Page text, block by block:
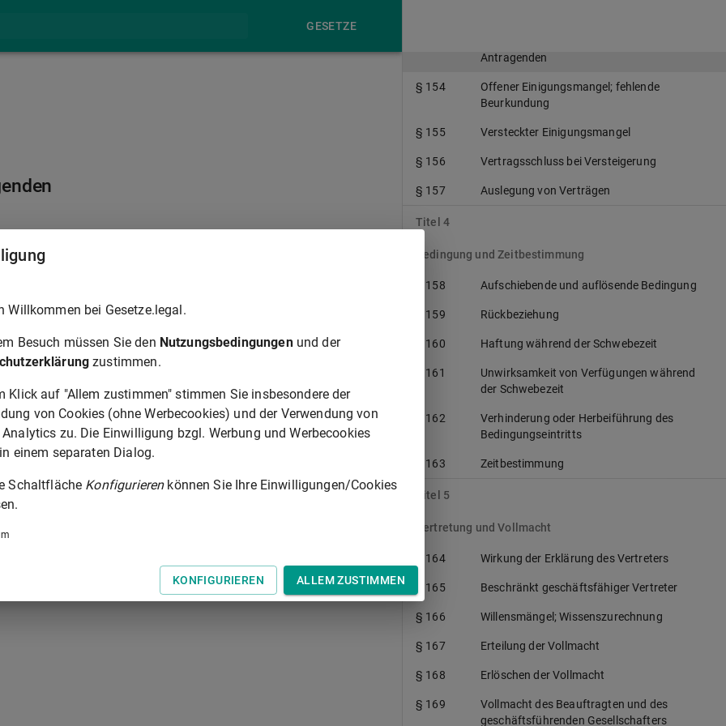
GESETZE
dass der Antragende vor der Annahme stirbt oder
Antragenden anzunehmen ist.
Tastatur zur Navigation zwischen Normen.
Antragenden
§ 154
Offener Einigungsmangel; fehlende
Beurkundung
§ 155 Versteckter Einigungsmangel
§ 156 Vertragsschluss bei Versteigerung
§ 157 Auslegung von Verträgen
Titel 4
Bedingung und Zeitbestimmung
§ 158 Aufschiebende und auflösende Bedingung
§ 159 Rückbeziehung
§ 160 Haftung während der Schwebezeit
§ 161
Unwirksamkeit von Verfügungen während
der Schwebezeit
§ 162
Verhinderung oder Herbeiführung des
Bedingungseintritts
§ 163 Zeitbestimmung
Titel 5
Vertretung und Vollmacht
§ 164 Wirkung der Erklärung des Vertreters
§ 165 Beschränkt geschäftsfähiger Vertreter
§ 166 Willensmängel; Wissenszurechnung
§ 167 Erteilung der Vollmacht
§ 168 Erlöschen der Vollmacht
§ 169
Vollmacht des Beauftragten und des
geschäftsführenden Gesellschafters
Willkommen bei Gesetze.legal.
Besuch müssen Sie den Nutzungsbedingungenund der
zustimmen.
Klick auf "Allem zustimmen" stimmen Sie insbesondere der
von Cookies (ohne Werbecookies) und der Verwendung von
Analytics zu. Die Einwilligung bzgl. Werbung und Werbecookies
einem separaten Dialog.
Schaltfläche Konfigurierenkönnen Sie Ihre Einwilligungen/Cookies
KONFIGURIEREN ALLEM ZUSTIMMEN